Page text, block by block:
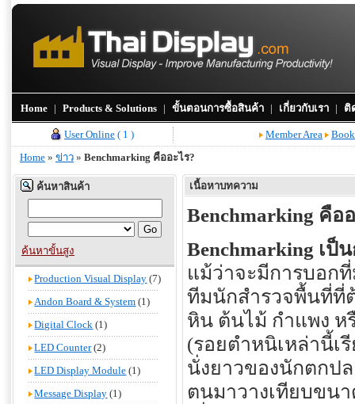
Home | Products & Solutions | ขั้นตอนการซื้อสินค้า | เกี่ยวกับเรา | ติ
User Online ( 1 ) Member Area
Home » ข่าว » Benchmarking คืออะไร?
ค้นหาสินค้า
ค้นหาขั้นสูง
Production Visual Display (7)
Andon Board & System (1)
Digital Clock (1)
LED Counter(2)
LED Display Module (1)
Message Display (1)
เนื้อหาบทความ
Benchmarking คือ
Benchmarking เป็
แม้ว่าจะมีการบอก
ทีมนักสำรวจพื้นที่ที่
หิน ต้นไม้ กำแพง ห
(รอยตำหนิเหล่านี้เ
นั่งยาวของนักตกปล
ตนมาวางเทียบขนา